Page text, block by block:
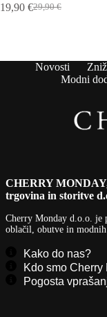
29,90€
Izvirna
29,90 €.
19,90 €Trenutna
Novosti
Modni
CHERRY
trgovina in storitve
Cherry Monday d.o.o. je
oblačil, obutve in
Kako do nas?
Kdo smo Cherry
Pogosta